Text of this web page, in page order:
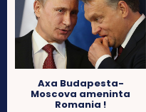
Axa Budapesta-
Moscova ameninta
Romania !